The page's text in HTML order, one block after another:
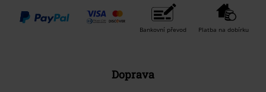
Bankovní převod Platba na dobírku
Doprava